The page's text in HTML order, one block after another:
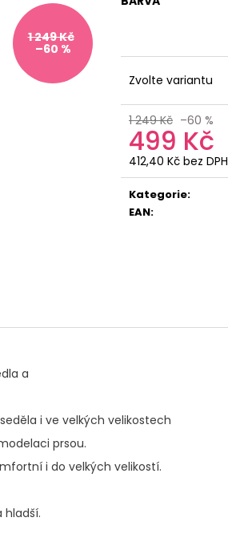
Zvolte variantu
1 249 Kč –60 %
499 Kč
412,40 Kč bez DPH
Měrná
cena:
Kategorie:
EAN:
1 249 Kč
–60 %
a
i ve velkých velikostech
prsou.
i do velkých velikostí.
hladší.